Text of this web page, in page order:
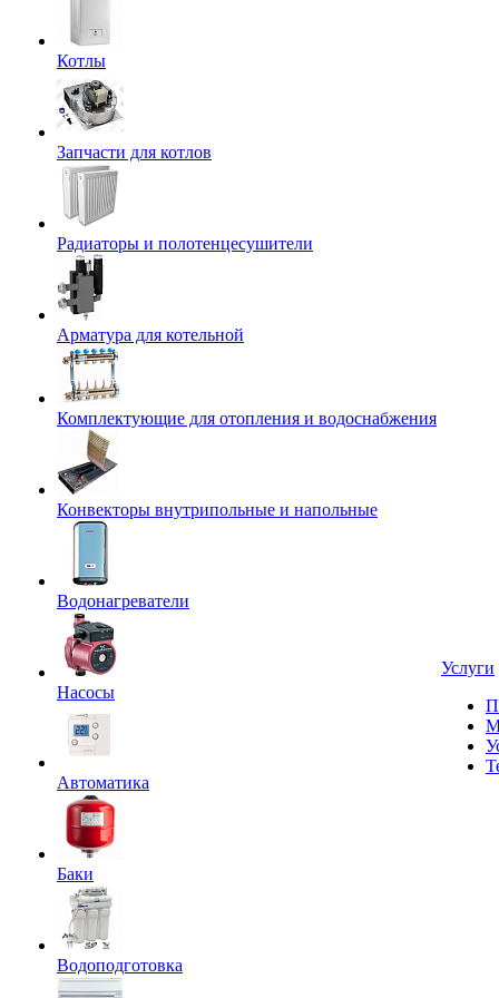
Котлы
Запчасти для котлов
Радиаторы и полотенцесушители
Арматура для котельной
Комплектующие для отопления и водоснабжения
Конвекторы внутрипольные и напольные
Водонагреватели
Насосы
Автоматика
Баки
Водоподготовка
Услуги